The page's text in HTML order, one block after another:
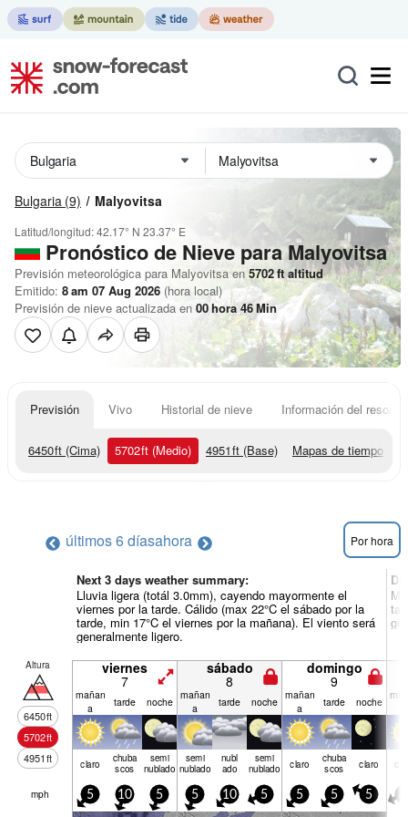
Bulgaria (9) Malyovitsa
Latitud/longitud:42.17° N 23.37° E
Pronóstico de Nievepara Malyovitsa
Previsión meteorológica para Malyovitsa en 5702ftaltitud
Emitido: 8 am 07 Aug 2026 (hora local)
Previsión de nieve actualizada en 00hora46Min
Previsión Vivo Historial de nieve Información del resort
6450ft (Cima) 5702ft (Medio) 4951ft (Base) Mapas de tiempo
últimos 6 díasahora Por hora
Next 3 days weather summary:
Lluvia ligera (totál 3.0mm), cayendo mayormente el
viernes por la tarde. Cálido (max 22°C el sábado por la
tarde, min 17°C el viernes por la mañana). El viento será
generalmente ligero.
Altura
6450ft
5702ft
4951ft
viernes
7
sábado
8
domingo
9
mañan
a
tarde noche mañan
a
tarde noche mañan
a
tarde noche
claro chuba
scos
semi
nublado
semi
nublado
nubl
ado
semi
nublado claro chuba
scos claro
mph 5 10 5 5 10 5 5 5 5